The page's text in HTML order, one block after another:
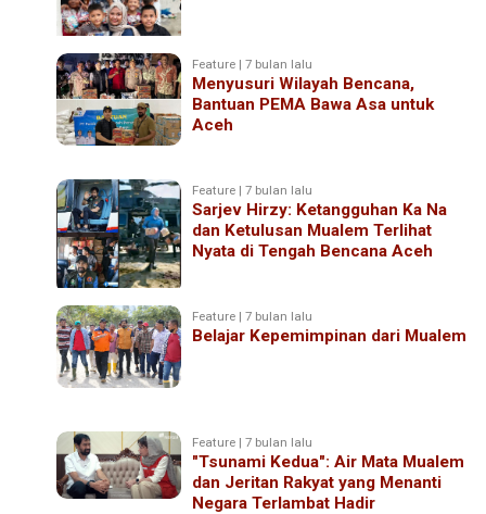
Feature | 7 bulan lalu
Menyusuri Wilayah Bencana,
Bantuan PEMA Bawa Asa untuk
Aceh
Feature | 7 bulan lalu
Sarjev Hirzy: Ketangguhan Ka Na
dan Ketulusan Mualem Terlihat
Nyata di Tengah Bencana Aceh
Feature | 7 bulan lalu
Belajar Kepemimpinan dari Mualem
Feature | 7 bulan lalu
"Tsunami Kedua": Air Mata Mualem
dan Jeritan Rakyat yang Menanti
Negara Terlambat Hadir